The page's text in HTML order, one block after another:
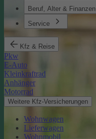
Beruf, Alter & Finanzen
Service
Kfz & Reise
Pkw
E-Auto
Kleinkraftrad
Anhänger
Motorrad
Weitere Kfz-Versicherungen
Wohnwagen
Lieferwagen
Wohnmobil